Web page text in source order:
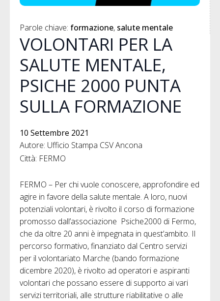
Parole chiave: formazione salute mentale
VOLONTARI PER LA
SALUTE MENTALE,
PSICHE 2000 PUNTA
SULLA FORMAZIONE
10 Settembre 2021
Autore: Ufficio Stampa CSV Ancona
Città: FERMO
FERMO – Per chi vuole conoscere, approfondire ed
agire in favore della salute mentale. A loro, nuovi
potenziali volontari, è rivolto il corso di formazione
promosso dall’associazione Psiche2000 di Fermo,
che da oltre 20 anni è impegnata in quest’ambito. Il
percorso formativo, finanziato dal Centro servizi
per il volontariato Marche (bando formazione
dicembre 2020), è rivolto ad operatori e aspiranti
volontari che possano essere di supporto ai vari
servizi territoriali, alle strutture riabilitative o alle